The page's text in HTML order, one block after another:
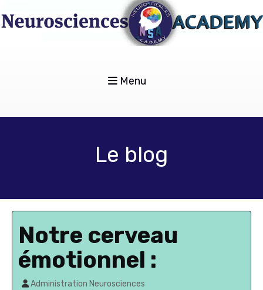
Menu
Le blog
Notre cerveau
émotionnel :
Administration Neurosciences